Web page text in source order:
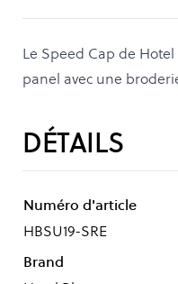
Le Speed Cap de
panel avec une
DÉTAILS
Numéro d'article
HBSU19-SRE
Brand